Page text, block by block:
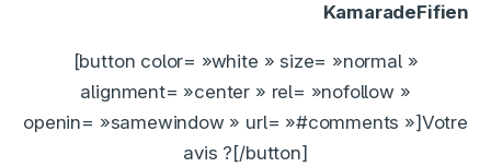
KamaradeFifien
[button color= »white » size= »normal »
alignment= »center » rel= »nofollow »
openin= »samewindow » url= »#comments »]Votre
avis ?[/button]